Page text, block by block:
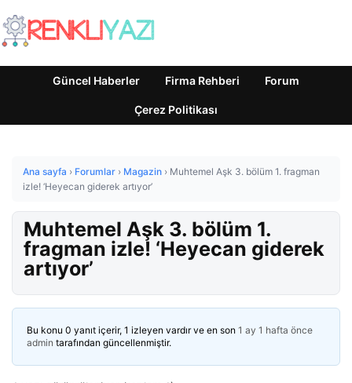
Güncel Haberler Firma Rehberi Forum
Çerez Politikası
Ana sayfa › Forumlar › Magazin › Muhtemel Aşk 3. bölüm 1. fragman
izle! ‘Heyecan giderek artıyor’
Muhtemel Aşk 3. bölüm 1.
fragman izle! ‘Heyecan giderek
artıyor’
Bu konu 0 yanıt içerir, 1 izleyen vardır ve en son 1 ay 1 hafta önce
admin tarafından güncellenmiştir.